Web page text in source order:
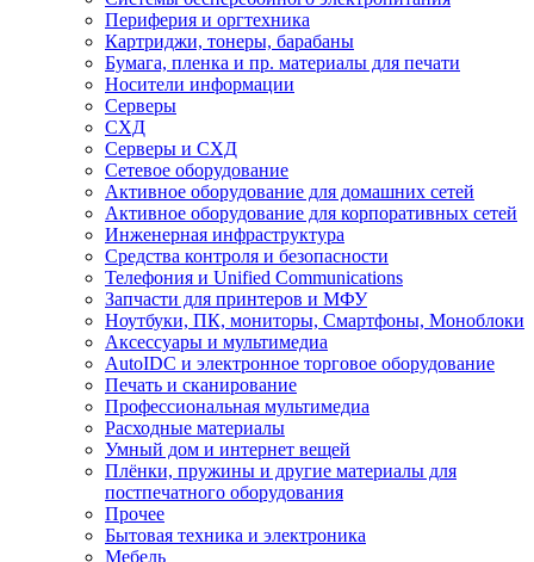
Периферия и оргтехника
Картриджи, тонеры, барабаны
Бумага, пленка и пр. материалы для печати
Носители информации
Серверы
СХД
Серверы и СХД
Сетевое оборудование
Активное оборудование для домашних сетей
Активное оборудование для корпоративных сетей
Инженерная инфраструктура
Средства контроля и безопасности
Телефония и Unified Communications
Запчасти для принтеров и МФУ
Ноутбуки, ПК, мониторы, Смартфоны, Моноблоки
Аксессуары и мультимедиа
AutoIDC и электронное торговое оборудование
Печать и сканирование
Профессиональная мультимедиа
Расходные материалы
Умный дом и интернет вещей
Плёнки, пружины и другие материалы для
постпечатного оборудования
Прочее
Бытовая техника и электроника
Мебель